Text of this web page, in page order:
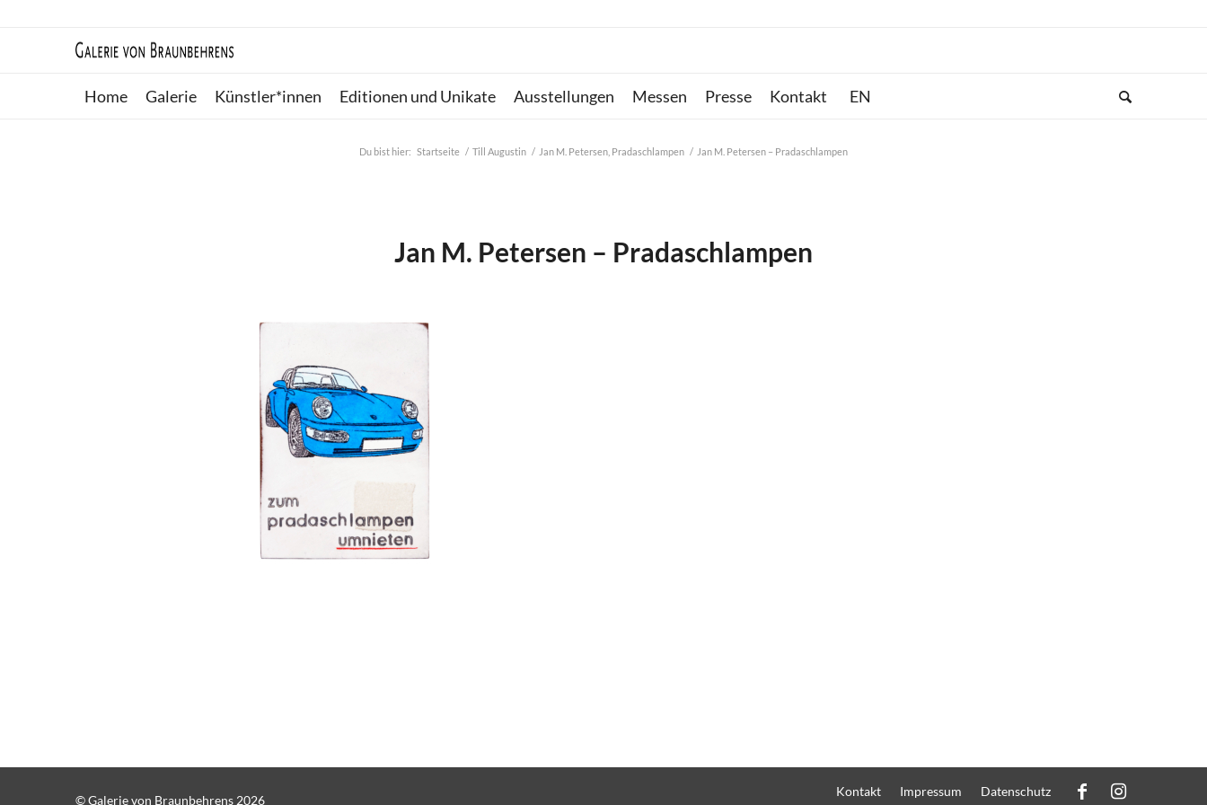
Home Galerie Künstler*innen Editionen und Unikate Ausstellungen Messen Presse Kontakt
Du bist hier: Startseite / Till Augustin / Jan M. Petersen, Pradaschlampen / Jan M. Petersen – Pradaschlampen
Jan M. Petersen – Pradaschlampen
© Galerie von Braunbehrens 2026
Kontakt Impressum Datenschutz